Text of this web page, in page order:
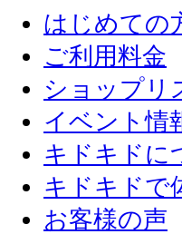
はじめての
ご利用料金
ショップリ
イベント情
キドキドに
キドキドで
お客様の声